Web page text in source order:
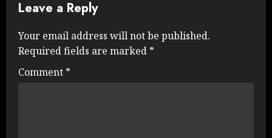
Leave a Reply
Your email address will not be published.
Required fields are marked *
Comment *